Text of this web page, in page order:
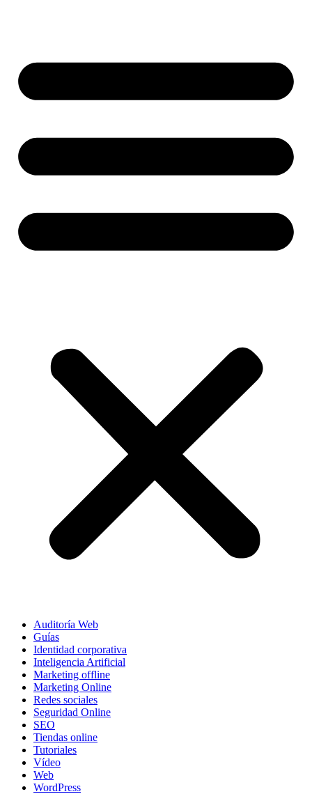
Auditoría Web
Guías
Identidad corporativa
Inteligencia Artificial
Marketing offline
Marketing Online
Redes sociales
Seguridad Online
SEO
Tiendas online
Tutoriales
Vídeo
Web
WordPress